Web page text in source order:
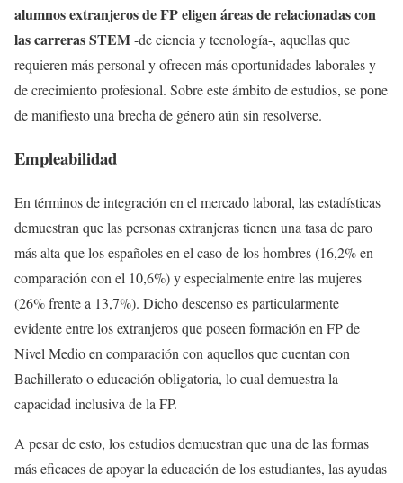
alumnos extranjeros de FP eligen áreas de relacionadas con
las carreras STEM-de ciencia y tecnología-, aquellas que
requieren más personal y ofrecen más oportunidades laborales y
de crecimiento profesional. Sobre este ámbito de estudios, se pone
de manifiesto una brecha de género aún sin resolverse.
Empleabilidad
En términos de integración en el mercado laboral, las estadísticas
demuestran que las personas extranjeras tienen una tasa de paro
más alta que los españoles en el caso de los hombres (16,2% en
comparación con el 10,6%) y especialmente entre las mujeres
(26% frente a 13,7%). Dicho descenso es particularmente
evidente entre los extranjeros que poseen formación en FP de
Nivel Medio en comparación con aquellos que cuentan con
Bachillerato o educación obligatoria, lo cual demuestra la
capacidad inclusiva de la FP.
A pesar de esto, los estudios demuestran que una de las formas
más eficaces de apoyar la educación de los estudiantes, las ayudas